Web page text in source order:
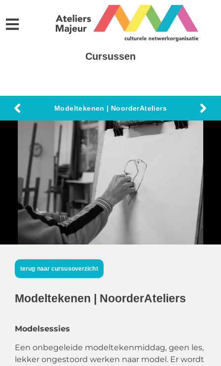
Cursussen
Modeltekenen | NoorderAteliers
terug naar cursusoverzicht
Modeltekenen | NoorderAteliers
Modelsessies
Een onbegeleide modeltekenmiddag, geen les,
lekker ongestoord werken naar model. Er wordt